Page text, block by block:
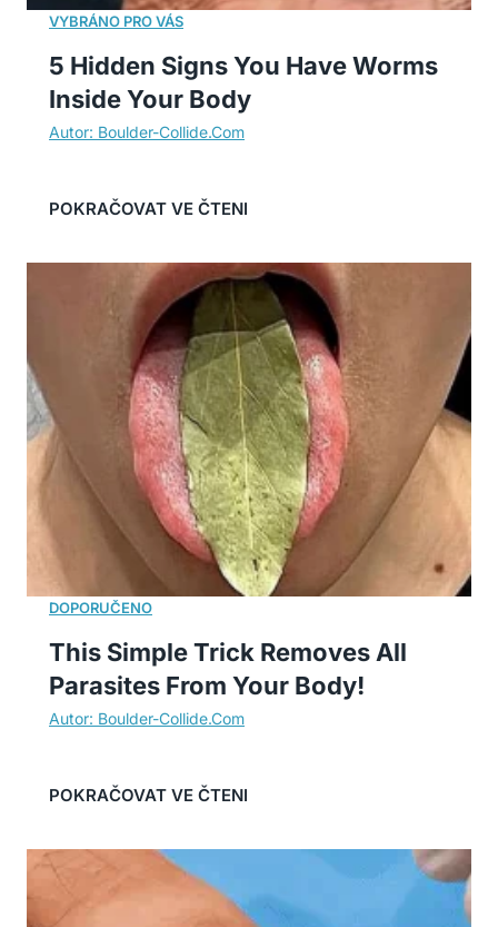
5 Hidden Signs You Have Worms
Inside Your Body
This Simple Trick Removes All
Parasites From Your Body!